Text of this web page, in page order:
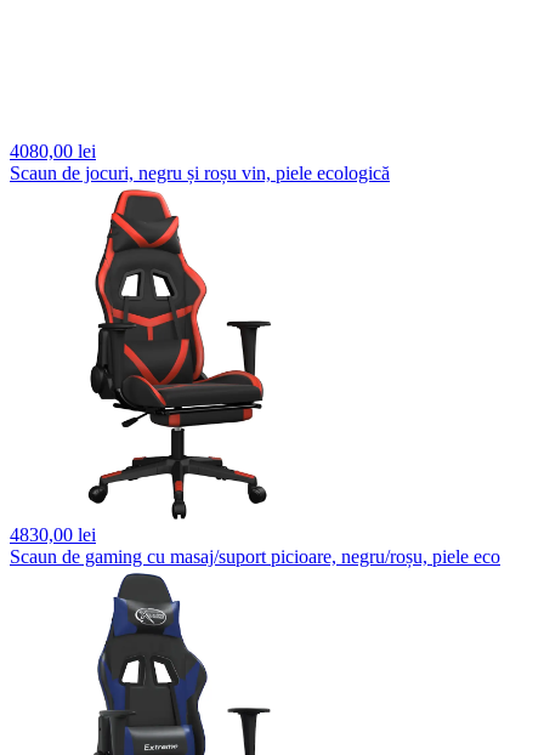
4080,00 lei
Scaun de jocuri, negru și roșu vin, piele ecologică
4830,00 lei
Scaun de gaming cu masaj/suport picioare, negru/roșu, piele eco